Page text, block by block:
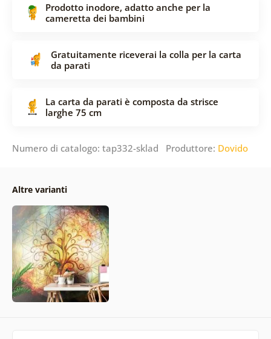
Prodotto inodore, adatto anche per la
cameretta dei bambini
Gratuitamente riceverai la colla per la carta
da parati
La carta da parati è composta da strisce
larghe 75 cm
Numero di catalogo: tap332-sklad Produttore: Dovido
Altre varianti